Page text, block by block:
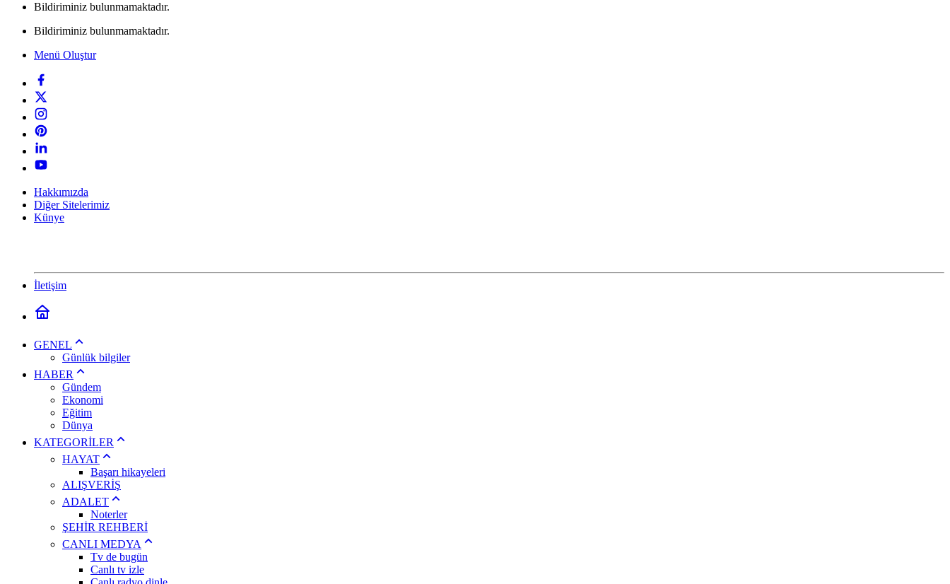
Bildiriminiz bulunmamaktadır.
Bildiriminiz bulunmamaktadır.
Menü Oluştur
Hakkımızda
Diğer Sitelerimiz
Künye
İletişim
GENEL
Günlük bilgiler
HABER
Gündem
Ekonomi
Eğitim
Dünya
KATEGORİLER
HAYAT
Başarı hikayeleri
ALIŞVERİŞ
ADALET
Noterler
ŞEHİR REHBERİ
CANLI MEDYA
Tv de bugün
Canlı tv izle